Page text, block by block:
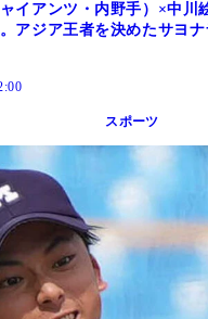
イアンツ・内野手）×中川
アジア王者を決めたサヨ
スポーツ